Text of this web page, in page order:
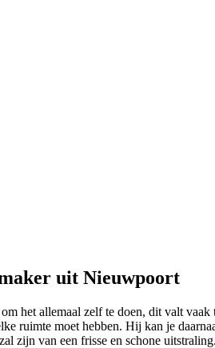
uit Nieuwpoort
het allemaal zelf te doen, dit valt
ruimte moet hebben. Hij kan je
zijn van een frisse en schone uitstraling.